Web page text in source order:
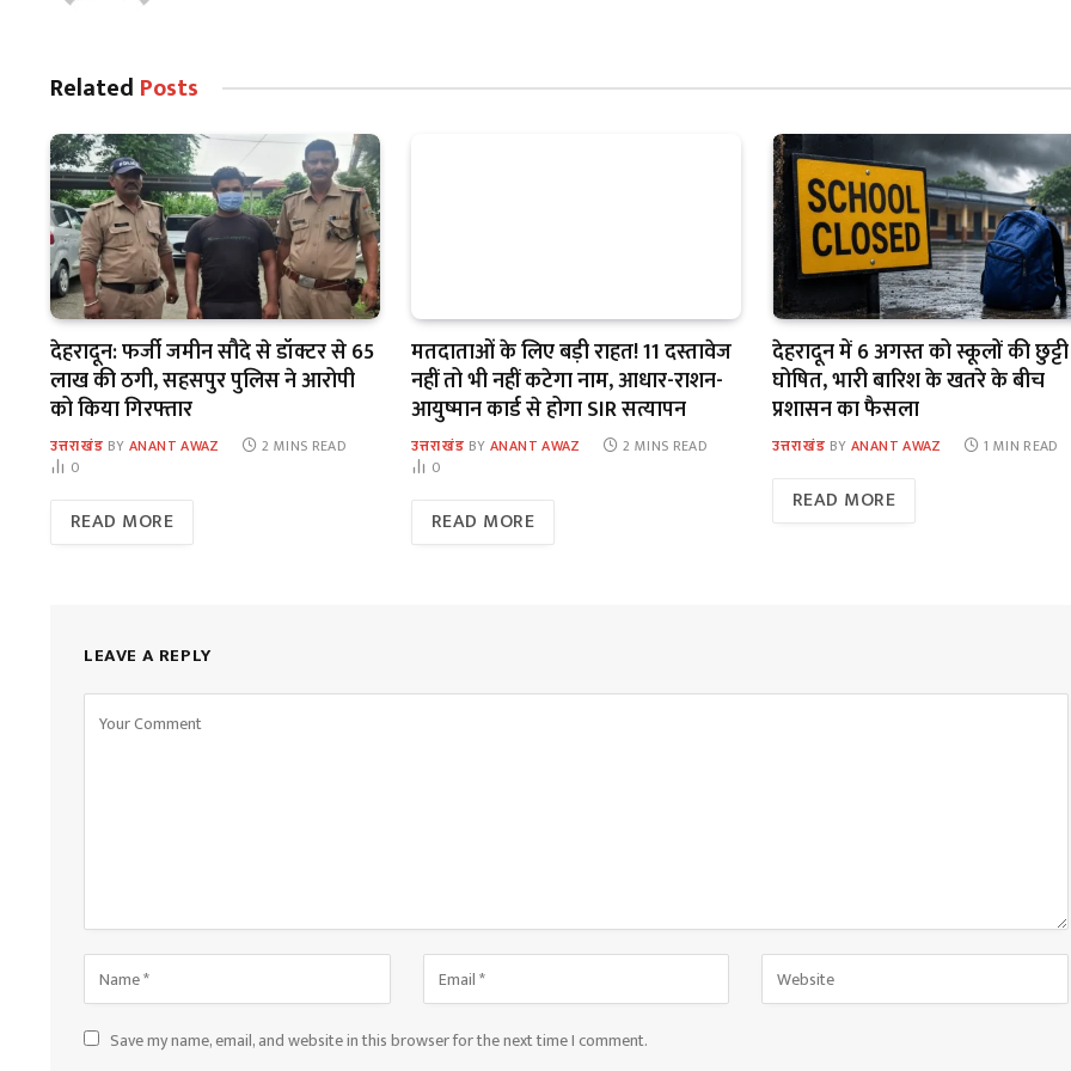
Related Posts
देहरादून: फर्जी जमीन सौदे से डॉक्टर से 65
लाख की ठगी, सहसपुर पुलिस ने आरोपी
को किया गिरफ्तार
उत्तराखंड BY ANANT AWAZ
2 MINS READ
0
READ MORE
मतदाताओं के लिए बड़ी राहत! 11 दस्तावेज
नहीं तो भी नहीं कटेगा नाम, आधार-राशन-
आयुष्मान कार्ड से होगा SIR सत्यापन
उत्तराखंड BY ANANT AWAZ
2 MINS READ
0
READ MORE
देहरादून में 6 अगस्त को स्कूलों की छुट्टी
घोषित, भारी बारिश के खतरे के बीच
प्रशासन का फैसला
उत्तराखंड BY ANANT AWAZ 1 MIN READ
READ MORE
LEAVE A REPLY
Save my name, email, and website in this browser for the next time I comment.